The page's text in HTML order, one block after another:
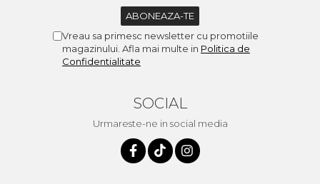
Vreau sa primesc newsletter cu promotiile
magazinului. Afla mai multe in Politica de
Confidentialitate
SOCIAL
Urmareste-ne in social media